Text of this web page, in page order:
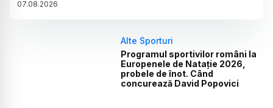
07.08.2026
Alte Sporturi
Programul sportivilor români la
Europenele de Natație 2026,
probele de înot. Când
concurează David Popovici